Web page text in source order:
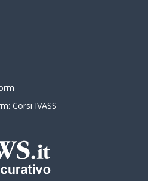
Corsi IVASS